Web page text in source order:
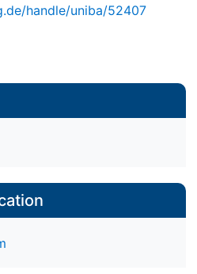
handle/uniba/52407